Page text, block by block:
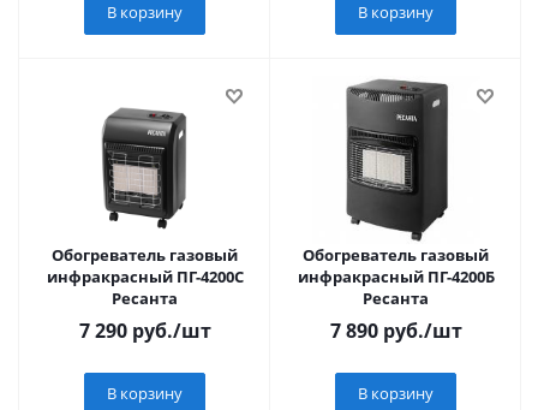
В корзину В корзину
Обогреватель газовый
инфракрасный ПГ-4200С
Ресанта
7 290руб./шт
В корзину
Обогреватель газовый
инфракрасный ПГ-4200Б
Ресанта
7 890руб./шт
В корзину